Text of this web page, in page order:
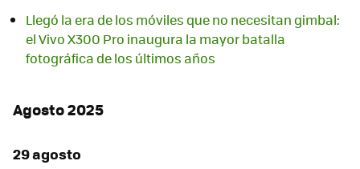
Llegó la era de los móviles que no necesitan gimbal:
el Vivo X300 Pro inaugura la mayor batalla
fotográfica de los últimos años
Agosto 2025
29 agosto